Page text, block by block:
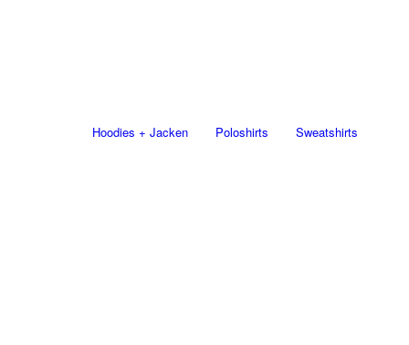
Hoodies + Jacken Poloshirts Sweatshirts